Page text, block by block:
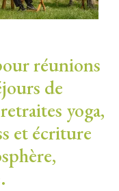
réunions
de
yoga,
et écriture